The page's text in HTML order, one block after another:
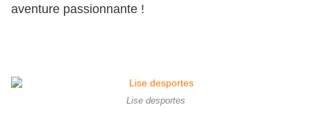
aventure passionnante !
Lise desportes